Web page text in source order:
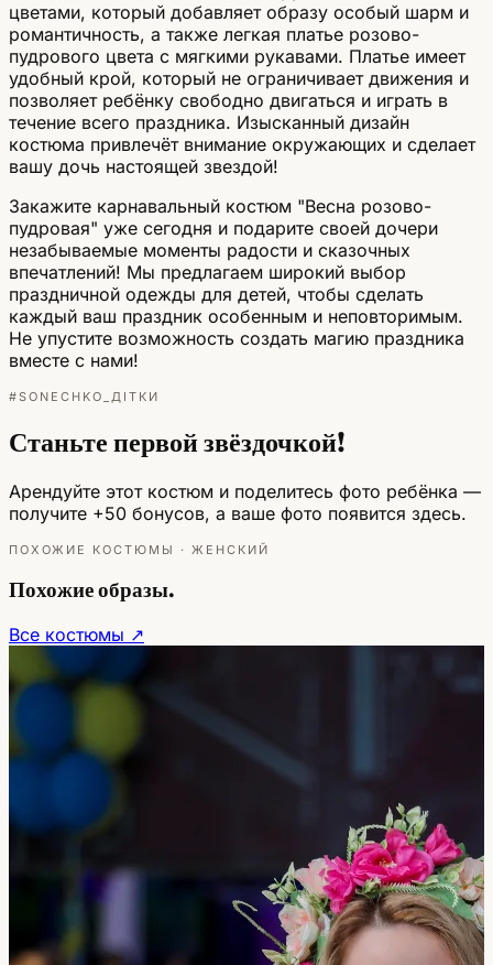
цветами, который добавляет образу особый шарм и
романтичность, а также легкая платье розово-
пудрового цвета с мягкими рукавами. Платье имеет
удобный крой, который не ограничивает движения и
позволяет ребёнку свободно двигаться и играть в
течение всего праздника. Изысканный дизайн
костюма привлечёт внимание окружающих и сделает
вашу дочь настоящей звездой!
Закажите карнавальный костюм "Весна розово-
пудровая" уже сегодня и подарите своей дочери
незабываемые моменты радости и сказочных
впечатлений! Мы предлагаем широкий выбор
праздничной одежды для детей, чтобы сделать
каждый ваш праздник особенным и неповторимым.
Не упустите возможность создать магию праздника
вместе с нами!
#SONECHKO_ДІТКИ
Станьте первой звёздочкой!
Арендуйте этот костюм и поделитесь фото ребёнка —
получите +50 бонусов, а ваше фото появится здесь.
ПОХОЖИЕ КОСТЮМЫ · ЖЕНСКИЙ
Похожие образы.
Все костюмы ↗